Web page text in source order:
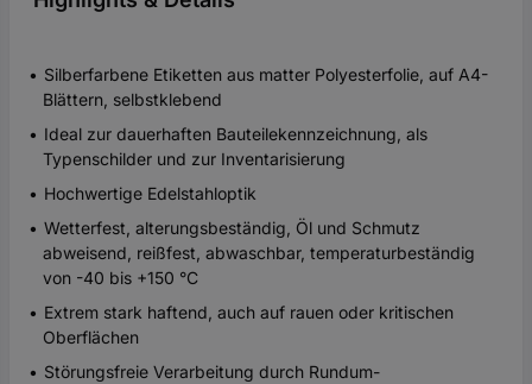
Silberfarbene Etiketten aus matter Polyesterfolie, auf A4-
Blättern, selbstklebend
Ideal zur dauerhaften Bauteilekennzeichnung, als
Typenschilder und zur Inventarisierung
Hochwertige Edelstahloptik
Wetterfest, alterungsbeständig, Öl und Schmutz
abweisend, reißfest, abwaschbar, temperaturbeständig
von -40 bis +150 °C
Extrem stark haftend, auch auf rauen oder kritischen
Oberflächen
Störungsfreie Verarbeitung durch Rundum-